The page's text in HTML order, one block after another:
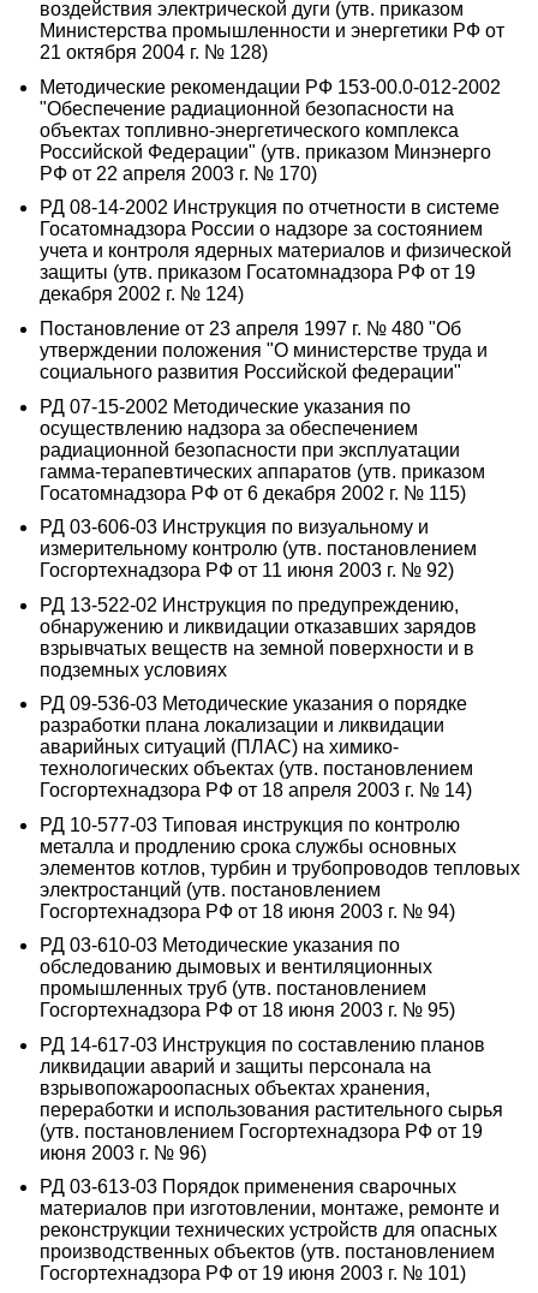
воздействия электрической дуги (утв. приказом
Министерства промышленности и энергетики РФ от
21 октября 2004 г. № 128)
Методические рекомендации РФ 153-00.0-012-2002
"Обеспечение радиационной безопасности на
объектах топливно-энергетического комплекса
Российской Федерации" (утв. приказом Минэнерго
РФ от 22 апреля 2003 г. № 170)
РД 08-14-2002 Инструкция по отчетности в системе
Госатомнадзора России о надзоре за состоянием
учета и контроля ядерных материалов и физической
защиты (утв. приказом Госатомнадзора РФ от 19
декабря 2002 г. № 124)
Постановление от 23 апреля 1997 г. № 480 "Об
утверждении положения "О министерстве труда и
социального развития Российской федерации"
РД 07-15-2002 Методические указания по
осуществлению надзора за обеспечением
радиационной безопасности при эксплуатации
гамма-терапевтических аппаратов (утв. приказом
Госатомнадзора РФ от 6 декабря 2002 г. № 115)
РД 03-606-03 Инструкция по визуальному и
измерительному контролю (утв. постановлением
Госгортехнадзора РФ от 11 июня 2003 г. № 92)
РД 13-522-02 Инструкция по предупреждению,
обнаружению и ликвидации отказавших зарядов
взрывчатых веществ на земной поверхности и в
подземных условиях
РД 09-536-03 Методические указания о порядке
разработки плана локализации и ликвидации
аварийных ситуаций (ПЛАС) на химико-
технологических объектах (утв. постановлением
Госгортехнадзора РФ от 18 апреля 2003 г. № 14)
РД 10-577-03 Типовая инструкция по контролю
металла и продлению срока службы основных
элементов котлов, турбин и трубопроводов тепловых
электростанций (утв. постановлением
Госгортехнадзора РФ от 18 июня 2003 г. № 94)
РД 03-610-03 Методические указания по
обследованию дымовых и вентиляционных
промышленных труб (утв. постановлением
Госгортехнадзора РФ от 18 июня 2003 г. № 95)
РД 14-617-03 Инструкция по составлению планов
ликвидации аварий и защиты персонала на
взрывопожароопасных объектах хранения,
переработки и использования растительного сырья
(утв. постановлением Госгортехнадзора РФ от 19
июня 2003 г. № 96)
РД 03-613-03 Порядок применения сварочных
материалов при изготовлении, монтаже, ремонте и
реконструкции технических устройств для опасных
производственных объектов (утв. постановлением
Госгортехнадзора РФ от 19 июня 2003 г. № 101)